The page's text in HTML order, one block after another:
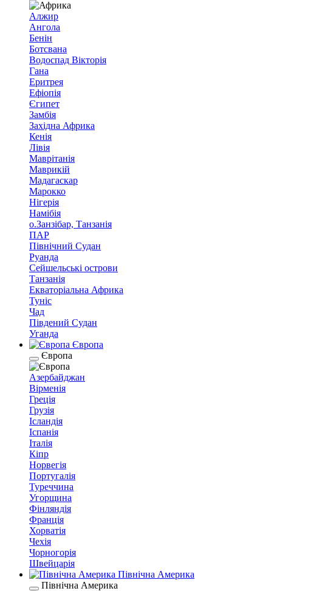
Алжир
Ангола
Бенін
Ботсвана
Водоспад Вікторія
Гана
Еритрея
Ефіопія
Єгипет
Замбія
Західна Африка
Кенія
Лівія
Маврітанія
Маврикій
Мадагаскар
Марокко
Нігерія
Намібія
о.Занзібар, Танзанія
ПАР
Північний Судан
Руанда
Сейшельські острови
Танзанія
Екваторіальна Африка
Туніс
Чад
Південий Судан
Уганда
Європа
Європа
Азербайджан
Вірменія
Греція
Грузія
Ісландія
Іспанія
Італія
Кіпр
Норвегія
Португалія
Туреччина
Угорщина
Фінляндія
Франція
Хорватія
Чехія
Чорногорія
Швейцарія
Північна Америка
Північна Америка